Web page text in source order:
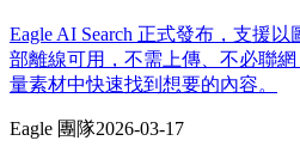
Eagle AI Search 正式發布，支援
部離線可用，不需上傳、不必聯
量素材中快速找到想要的內容。
Eagle 團隊2026-03-17